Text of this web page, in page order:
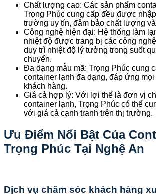
Chất lượng cao: Các sản phẩm
Trọng Phúc cung cấp đều được
trường uy tín, đảm bảo chất lượng
Công nghệ hiện đại: Hệ thống làm
nhiệt độ được trang bị các công
duy trì nhiệt độ lý tưởng trong suốt
chuyển.
Đa dạng mẫu mã: Trọng Phúc cung
container lạnh đa dạng, đáp ứng
khách hàng.
Giá cả hợp lý: Với lợi thế là đơn vị
container lạnh, Trọng Phúc có thể
với giá cả cạnh tranh trên thị trường.
Ưu Điểm Nổi Bật Của
Trọng Phúc Tại Nghệ An
Dịch vụ chăm sóc khách hàng